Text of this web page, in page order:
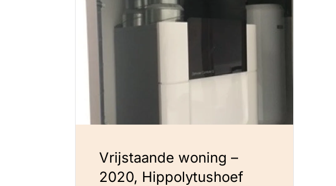
Vrijstaande woning –
2020, Hippolytushoef